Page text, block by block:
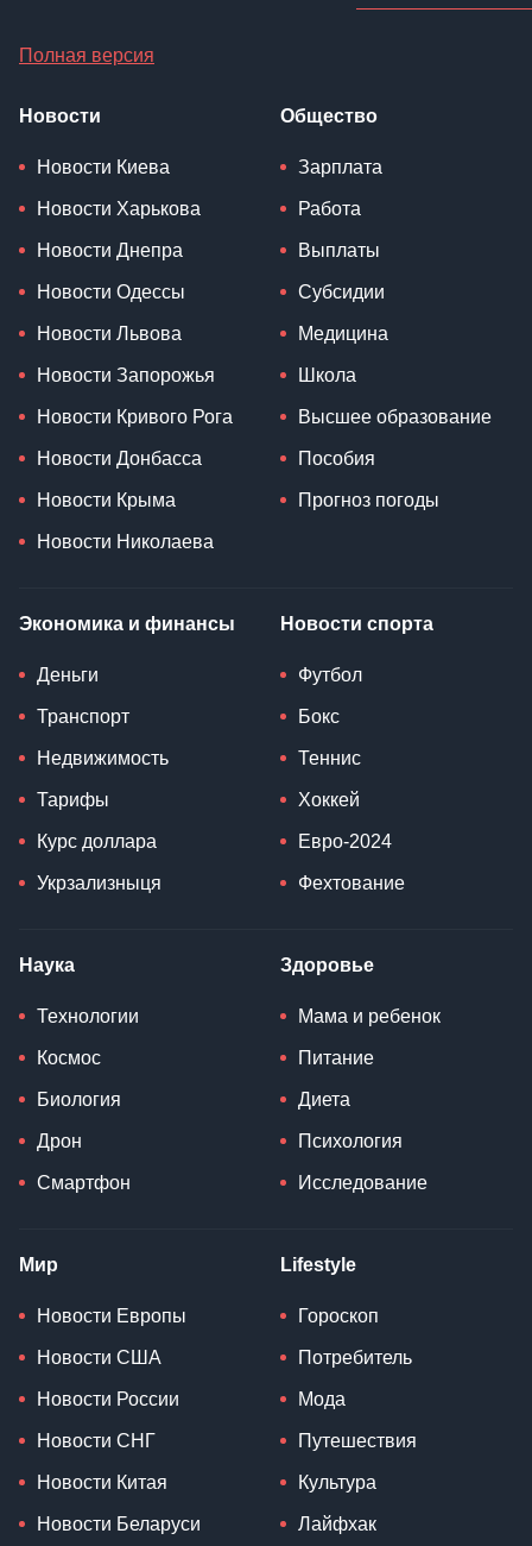
Полная версия
Новости
Новости Киева
Новости Харькова
Новости Днепра
Новости Одессы
Новости Львова
Новости Запорожья
Новости Кривого Рога
Новости Донбасса
Новости Крыма
Новости Николаева
Общество
Зарплата
Работа
Выплаты
Субсидии
Медицина
Школа
Высшее образование
Пособия
Прогноз погоды
Экономика и финансы
Деньги
Транспорт
Недвижимость
Тарифы
Курс доллара
Укрзализныця
Новости спорта
Футбол
Бокс
Теннис
Хоккей
Евро-2024
Фехтование
Наука
Технологии
Космос
Биология
Дрон
Смартфон
Здоровье
Мама и ребенок
Питание
Диета
Психология
Исследование
Мир
Новости Европы
Новости США
Новости России
Новости СНГ
Новости Китая
Новости Беларуси
Lifestyle
Гороскоп
Потребитель
Мода
Путешествия
Культура
Лайфхак